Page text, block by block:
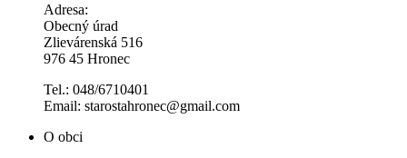
Adresa:
Obecný úrad
Zlievárenská 516
976 45 Hronec
Tel.: 048/6710401
Email: starostahronec@gmail.com
O obci